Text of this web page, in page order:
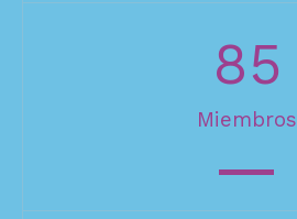
Miembros
85